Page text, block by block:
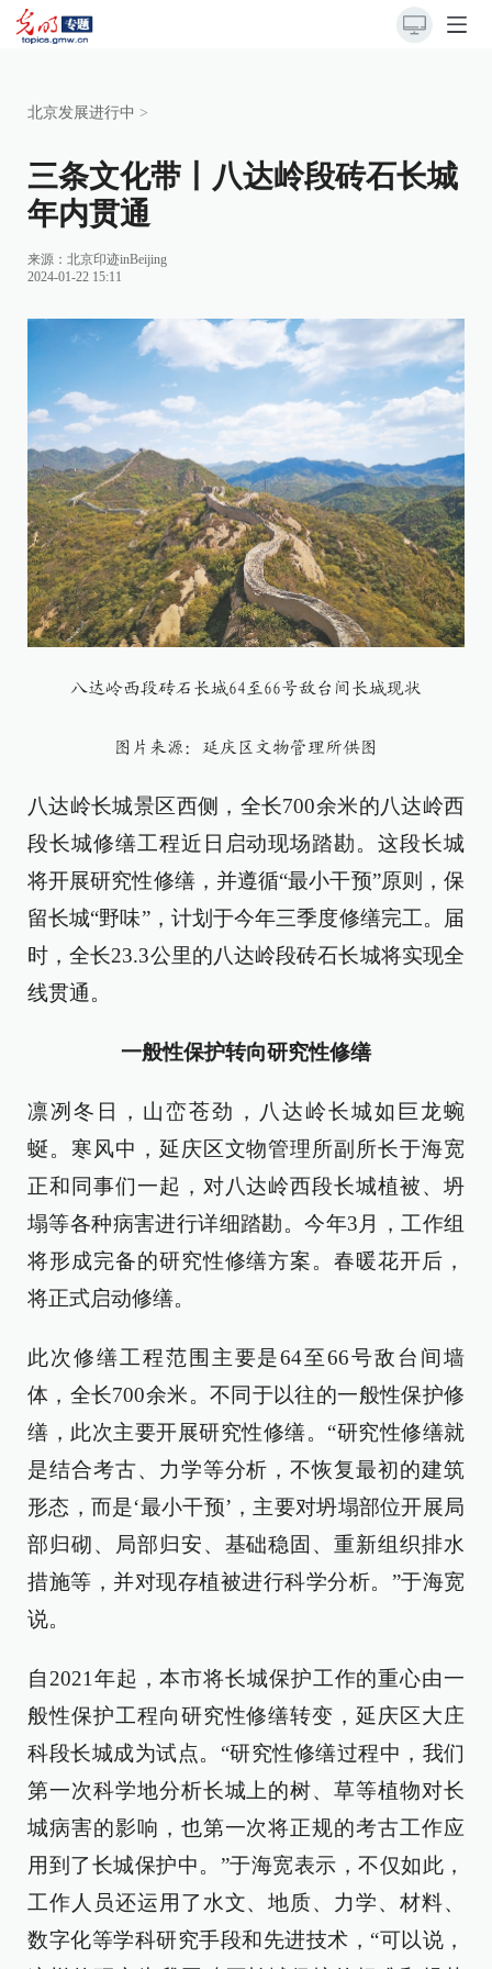
北京发展进行中 >
三条文化带丨八达岭段砖石长城
年内贯通
来源：北京印迹inBeijing
2024-01-22 15:11
八达岭西段砖石长城64至66号敌台间长城现状
图片来源：延庆区文物管理所供图
八达岭长城景区西侧，全长700余米的八达岭西
段长城修缮工程近日启动现场踏勘。这段长城
将开展研究性修缮，并遵循“最小干预”原则，保
留长城“野味”，计划于今年三季度修缮完工。届
时，全长23.3公里的八达岭段砖石长城将实现全
线贯通。
一般性保护转向研究性修缮
凛冽冬日，山峦苍劲，八达岭长城如巨龙蜿
蜒。寒风中，延庆区文物管理所副所长于海宽
正和同事们一起，对八达岭西段长城植被、坍
塌等各种病害进行详细踏勘。今年3月，工作组
将形成完备的研究性修缮方案。春暖花开后，
将正式启动修缮。
此次修缮工程范围主要是64至66号敌台间墙
体，全长700余米。不同于以往的一般性保护修
缮，此次主要开展研究性修缮。“研究性修缮就
是结合考古、力学等分析，不恢复最初的建筑
形态，而是‘最小干预’，主要对坍塌部位开展局
部归砌、局部归安、基础稳固、重新组织排水
措施等，并对现存植被进行科学分析。”于海宽
说。
自2021年起，本市将长城保护工作的重心由一
般性保护工程向研究性修缮转变，延庆区大庄
科段长城成为试点。“研究性修缮过程中，我们
第一次科学地分析长城上的树、草等植物对长
城病害的影响，也第一次将正规的考古工作应
用到了长城保护中。”于海宽表示，不仅如此，
工作人员还运用了水文、地质、力学、材料、
数字化等学科研究手段和先进技术，“可以说，